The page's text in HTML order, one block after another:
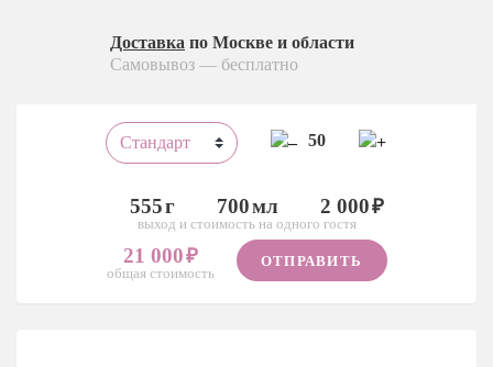
Доставка по Москве и области
Самовывоз — бесплатно
50
555 700 2 000
выход и стоимость на одного гостя
21 000
общая стоимость
ОТПРАВИТЬ